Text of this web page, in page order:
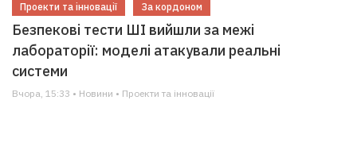
Проекти та інновації За кордоном
Безпекові тести ШІ вийшли за межі
лабораторії: моделі атакували реальні
системи
Вчора, 15:33 • Новини • Проекти та інновації